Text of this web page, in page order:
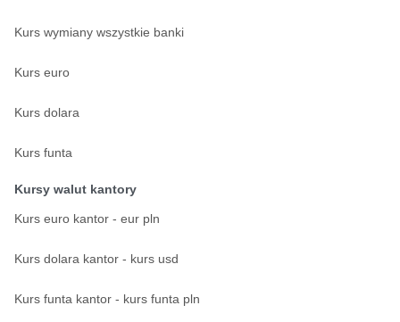
Kurs wymiany wszystkie banki
Kurs euro
Kurs dolara
Kurs funta
Kursy walut kantory
Kurs euro kantor - eur pln
Kurs dolara kantor - kurs usd
Kurs funta kantor - kurs funta pln